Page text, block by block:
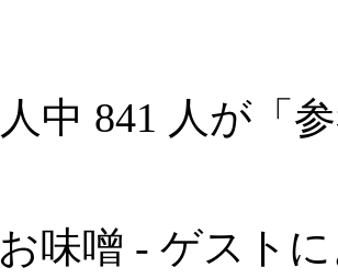
人中 841 人が「
お味噌 - ゲスト